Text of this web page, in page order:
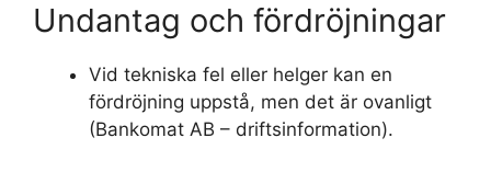
Undantag och fördröjningar
Vid tekniska fel eller helger kan en
fördröjning uppstå, men det är ovanligt
(Bankomat AB – driftsinformation).